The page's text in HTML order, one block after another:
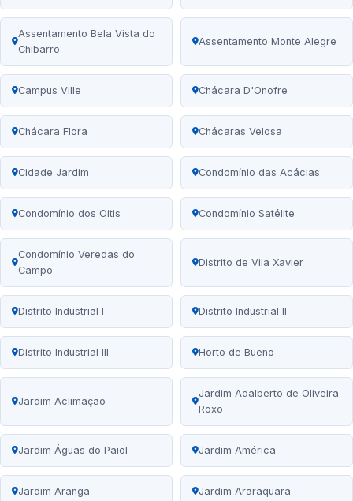
Assentamento Bela Vista do
Chibarro
Assentamento Monte Alegre
Campus Ville Chácara D'Onofre
Chácara Flora Chácaras Velosa
Cidade Jardim Condomínio das Acácias
Condomínio dos Oitis Condomínio Satélite
Condomínio Veredas do
Campo
Distrito de Vila Xavier
Distrito Industrial I Distrito Industrial II
Distrito Industrial III Horto de Bueno
Jardim Aclimação
Jardim Adalberto de Oliveira
Roxo
Jardim Águas do Paiol Jardim América
Jardim Aranga Jardim Araraquara